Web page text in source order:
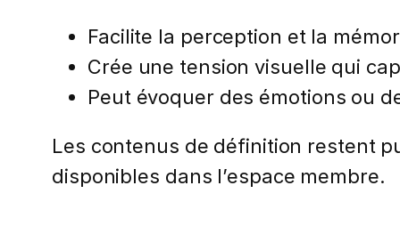
Facilite la perception et la
Crée une tension visuelle qui
Peut évoquer des émotions ou
Les contenus de définition restent
disponibles dans l’espace membre.